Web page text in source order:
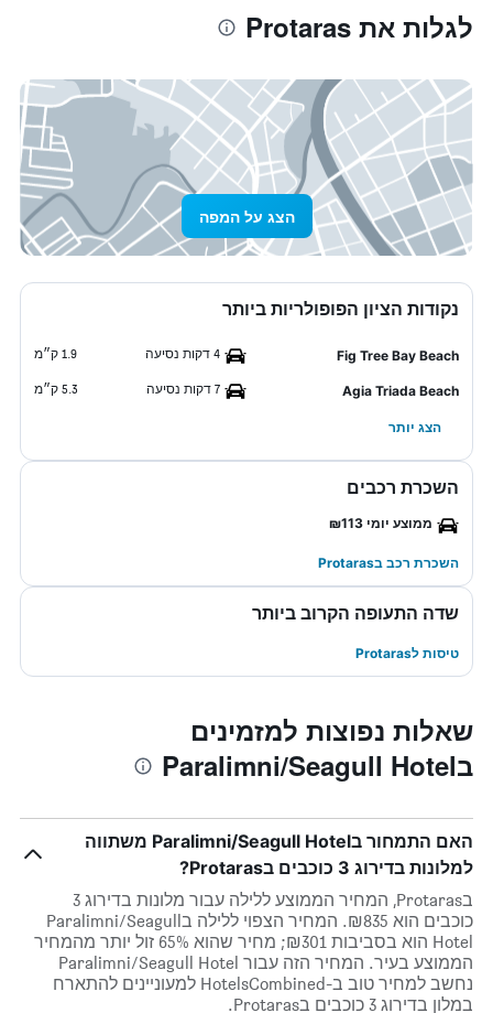
לגלות את Protaras
הצג על המפה
נקודות הציון הפופולריות ביותר
Fig Tree Bay Beach 4 דקות נסיעה 1.9 ק״מ
Agia Triada Beach 7 דקות נסיעה 5.3 ק״מ
הצג יותר
השכרת רכבים
ממוצע יומי ₪113
השכרת רכב בProtaras
שדה התעופה הקרוב ביותר
טיסות לProtaras
שאלות נפוצות למזמינים
בParalimni/Seagull Hotel
האם התמחור בParalimni/Seagull Hotel משתווה
למלונות בדירוג 3 כוכבים בProtaras?
בProtaras, המחיר הממוצע ללילה עבור מלונות בדירוג 3
כוכבים הוא ₪835. המחיר הצפוי ללילה בParalimni/Seagull
Hotel הוא בסביבות ₪301; מחיר שהוא 65% זול יותר מהמחיר
הממוצע בעיר. המחיר הזה עבור Paralimni/Seagull Hotel
נחשב למחיר טוב ב-HotelsCombined למעוניינים להתארח
במלון בדירוג 3 כוכבים בProtaras.